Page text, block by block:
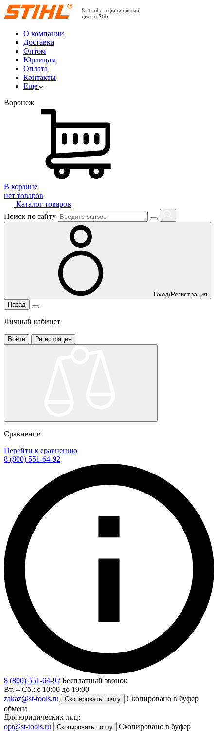
О компании
Доставка
Оптом
Юрлицам
Оплата
Контакты
Еще
Воронеж
В корзине
нет товаров
Каталог товаров
Поиск по сайту
Вход/Регистрация
Назад
Личный кабинет
Войти Регистрация
Сравнение
Перейти к сравнению
8 (800) 551-64-92
8 (800) 551-64-92 Бесплатный звонок
Вт. – Сб.: с 10:00 до 19:00
zakaz@st-tools.ru
Скопировать почту
Скопировано в буфер
обмена
Для юридических лиц:
opt@st-tools.ru
Скопировать почту
Скопировано в буфер